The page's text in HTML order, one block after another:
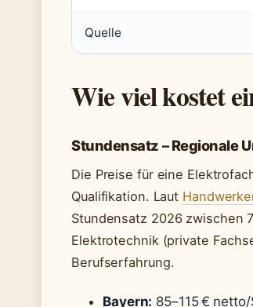
Quelle
Wie viel kostet
Stundensatz – Regionale
Die Preise für eine
Qualifikation. Laut
Stundensatz 2026 zwischen
Elektrotechnik (private
Berufserfahrung.
Bayern: 85–115 €